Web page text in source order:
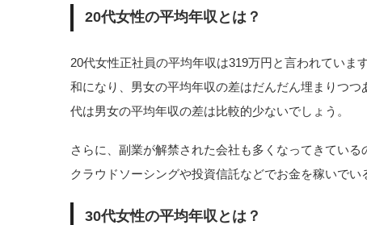
20代女性の平均年収とは？
20代女性正社員の平均年収は319万円と言われていま
和になり、男女の平均年収の差はだんだん埋まりつ
代は男女の平均年収の差は比較的少ないでしょう。
さらに、副業が解禁された会社も多くなってきてい
クラウドソーシングや投資信託などでお金を稼いでい
30代女性の平均年収とは？